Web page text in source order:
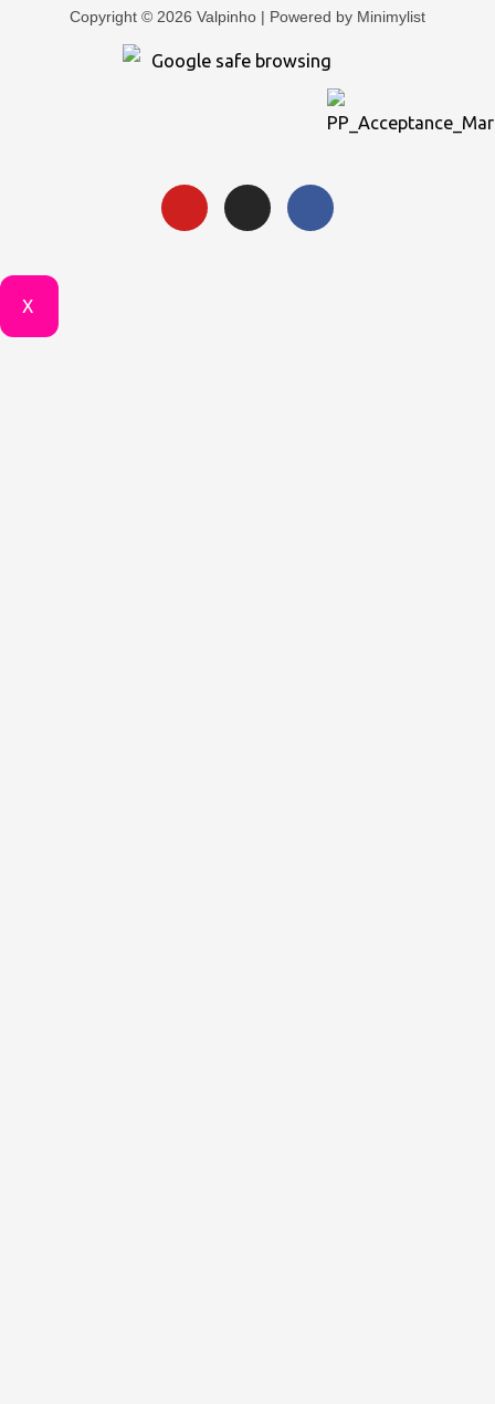
Copyright © 2026 Valpinho | Powered by Minimylist
X